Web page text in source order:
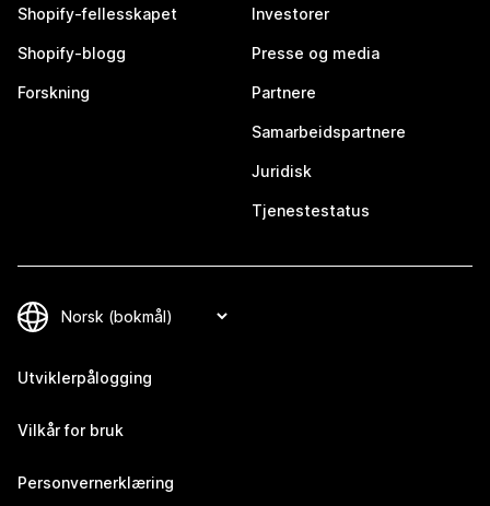
Shopify-fellesskapet
Shopify-blogg
Forskning
Investorer
Presse og media
Partnere
Samarbeidspartnere
Juridisk
Tjenestestatus
Utviklerpålogging
Vilkår for bruk
Personvernerklæring